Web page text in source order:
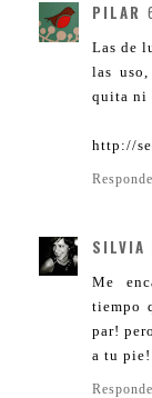
PILAR
Las de
las
quita ni
http://
SILVIA
Me
tiempo
par!
a tu pie!